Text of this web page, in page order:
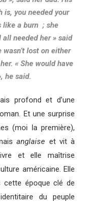
is, you needed your
like a burn ; she
needed her » said
lost on either
« She would have
he said.
profond et d’une
Et une surprise
(moi la première),
anglaise et vit à
et elle maîtrise
américaine. Elle
cette époque clé de
du peuple